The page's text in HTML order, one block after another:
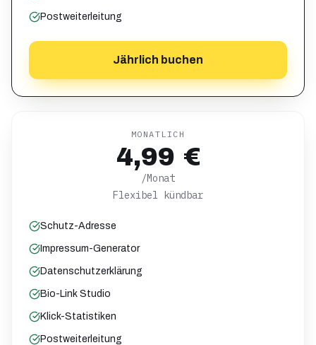
Postweiterleitung
Jährlich buchen
MONATLICH
4,99 €
/Monat
Flexibel kündbar
Schutz-Adresse
Impressum-Generator
Datenschutzerklärung
Bio-Link Studio
Klick-Statistiken
Postweiterleitung